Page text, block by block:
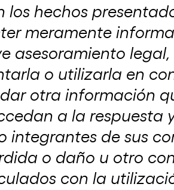
los hechos
meramente
asesoramiento
o utilizarla en
otra información
a la respuesta
integrantes de sus
o daño u otro
con la